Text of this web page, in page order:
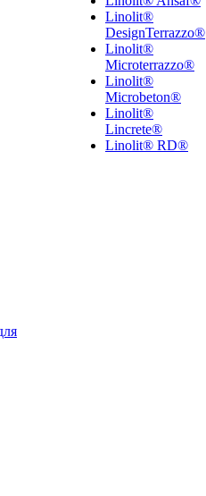
Linolit®
DesignTerrazzo®
Linolit®
Microterrazzo®
Linolit®
Microbeton®
Linolit®
Lincrete®
Linolit® RD®